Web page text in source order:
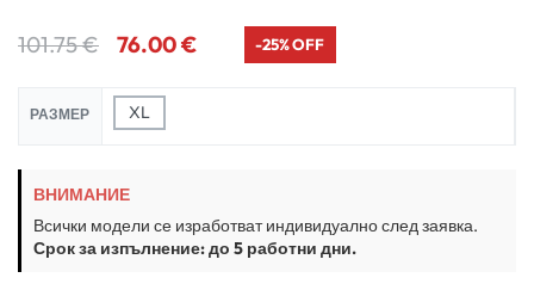
101.75€ 76.00€ -25% OFF
РАЗМЕР XL
ВНИМАНИЕ
Всички модели се изработват индивидуално след заявка.
Срок за изпълнение: до 5 работни дни.